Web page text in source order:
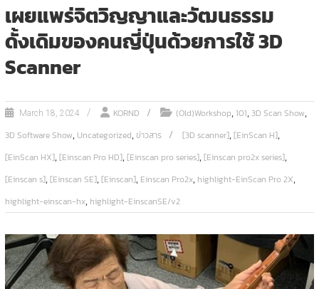
เผยแพร่จิตวิญญาและวัฒนธรรม
ดั้งเดิมของคนญี่ปุ่นด้วยการใช้ 3D
Scanner
March 18, 2024 KORND (Old)Workshop,101,3D Scan Show,
3D Software Show, Uncategorized,ข่าวสาร [3D scanner],[EinScan H],
[EinScan HX],[Einscan Pro HD],[Einscan pro series],[Einscan pro2x series],
[Einscan s],[Einscan SE],[Einscan], Einscan Pro2x, highlight-EinScan Pro 2X,
highlight-einscan-hx, highlight-EinscanSE/v2